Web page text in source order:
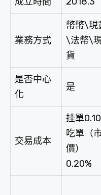
業務方式
幣幣\現
\法幣\
貨
是否中心
化
是
交易成本
挂單
吃單（
價）
0.20%